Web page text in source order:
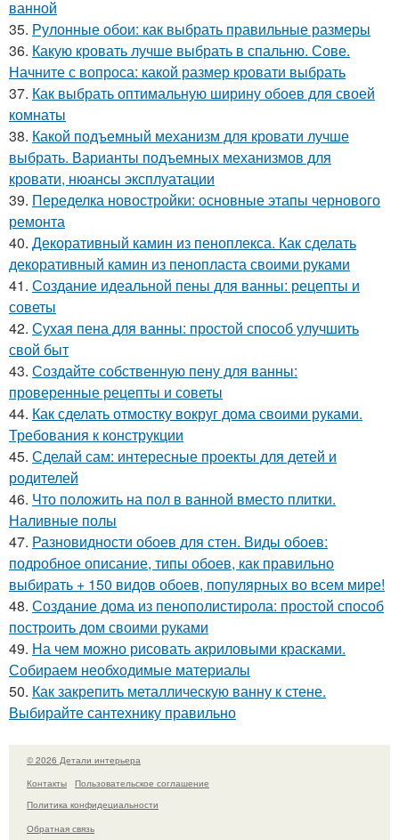
ванной
35. Рулонные обои: как выбрать правильные размеры
36. Какую кровать лучше выбрать в спальню. Сове.
Начните с вопроса: какой размер кровати выбрать
37. Как выбрать оптимальную ширину обоев для своей
комнаты
38. Какой подъемный механизм для кровати лучше
выбрать. Варианты подъемных механизмов для
кровати, нюансы эксплуатации
39. Переделка новостройки: основные этапы чернового
ремонта
40. Декоративный камин из пеноплекса. Как сделать
декоративный камин из пенопласта своими руками
41. Создание идеальной пены для ванны: рецепты и
советы
42. Сухая пена для ванны: простой способ улучшить
свой быт
43. Создайте собственную пену для ванны:
проверенные рецепты и советы
44. Как сделать отмостку вокруг дома своими руками.
Требования к конструкции
45. Сделай сам: интересные проекты для детей и
родителей
46. Что положить на пол в ванной вместо плитки.
Наливные полы
47. Разновидности обоев для стен. Виды обоев:
подробное описание, типы обоев, как правильно
выбирать + 150 видов обоев, популярных во всем мире!
48. Создание дома из пенополистирола: простой способ
построить дом своими руками
49. На чем можно рисовать акриловыми красками.
Собираем необходимые материалы
50. Как закрепить металлическую ванну к стене.
Выбирайте сантехнику правильно
© 2026 Детали интерьера
Контакты
Пользовательское соглашение
Политика конфидециальности
Обратная связь